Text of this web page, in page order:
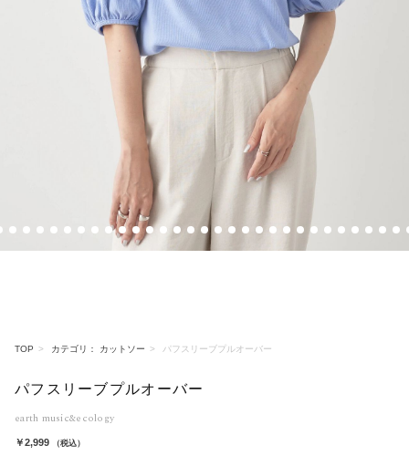
TOP カテゴリ： カットソー パフスリーブプルオーバー
パフスリーブプルオーバー
earth music&ecology
￥2,999 （税込）
6 7 8 9 10 11 12 13 14 15 16 17 18 19 20 21 22 23 24 25 26 27 28 29 30 31 32 33 34